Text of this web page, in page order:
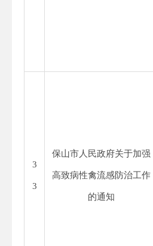
3
3
保山市人民政府关于加强
高致病性禽流感防治工作
的通知